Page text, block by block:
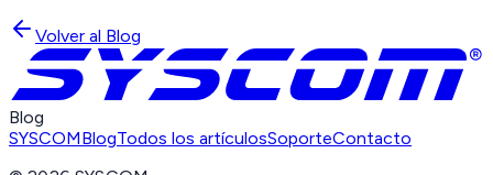
Volver al Blog
Blog
SYSCOMBlogTodos los artículosSoporteContacto